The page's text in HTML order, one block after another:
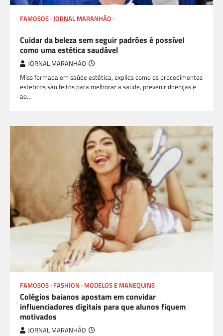
FAMOSOS JORNAL MARANHÃO
Cuidar da beleza sem seguir padrões é possível
como uma estética saudável
JORNAL MARANHÃO
Miss formada em saúde estética, explica como os procedimentos
estéticos são feitos para melhorar a saúde, prevenir doenças e
ao…
FAMOSOS FASHION MODELOS E MANEQUINS
Colégios baianos apostam em convidar
influenciadores digitais para que alunos fiquem
motivados
JORNAL MARANHÃO